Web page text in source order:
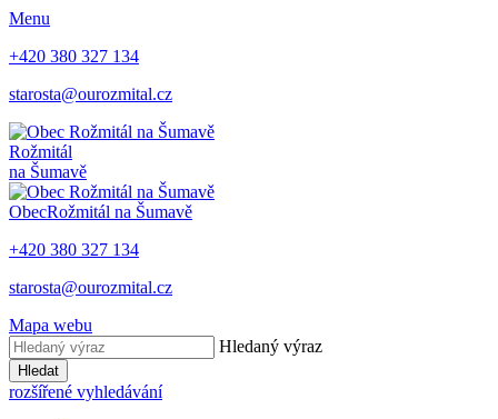
Menu
+420 380 327 134
starosta@ourozmital.cz
Rožmitál
na Šumavě
ObecRožmitál na Šumavě
+420 380 327 134
starosta@ourozmital.cz
Mapa webu
Hledaný výraz
Hledat
rozšířené vyhledávání